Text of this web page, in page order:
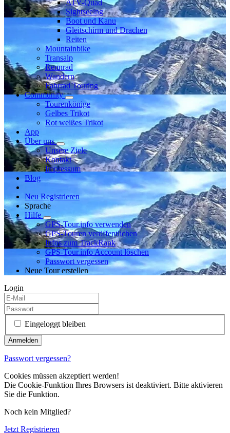
ATV-Quad
Sightseeing
Boot und Kanu
Gleitschirm und Drachen
Reiten
Mountainbike
Transalp
Rennrad
Wandern
Fahrrad Touring
Community
Tourenkönige
Gelbes Trikot
Rot weißes Trikot
App
Über uns
Unsere Ziele
Kontakt
Impressum
Blog
Neu Registrieren
Sprache
Hilfe
GPS-Tour.info verwenden
GPS-Touren veröffentlichen
Infos zum TrackRank
GPS-Tour.info Account löschen
Passwort vergessen
Neue Tour erstellen
Login
Eingeloggt bleiben
Passwort vergessen?
Cookies müssen akzeptiert werden!
Die Cookie-Funktion Ihres Browsers ist deaktiviert. Bitte aktivieren
Sie die Funktion.
Noch kein Mitglied?
Jetzt Registrieren